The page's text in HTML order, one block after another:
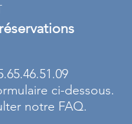
ci-dessous.
notre FAQ.